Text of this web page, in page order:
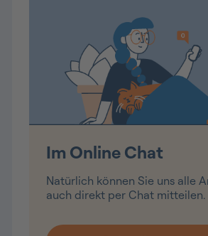
Im Online Chat
Natürlich können Sie uns alle
auch direkt per Chat mitteilen.